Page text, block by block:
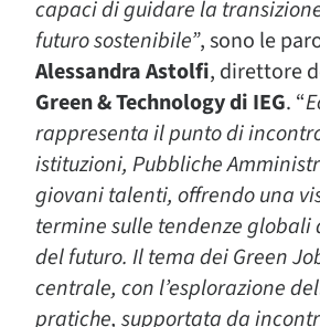
capaci di guidare la
futuro sostenibile”, sono le
Alessandra Astolfi, direttore
Green & Technology di IEG. “
rappresenta il punto di
istituzioni, Pubbliche
giovani talenti, offrendo una
termine sulle tendenze globali
del futuro. Il tema dei Green
centrale, con l’esplorazione
pratiche, supportata da